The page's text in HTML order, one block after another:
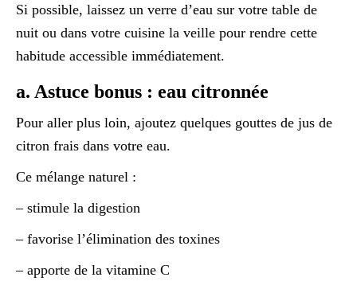
Si possible, laissez un verre d’eau sur votre table de
nuit ou dans votre cuisine la veille pour rendre cette
habitude accessible immédiatement.
a. Astuce bonus : eau citronnée
Pour aller plus loin, ajoutez quelques gouttes de jus de
citron frais dans votre eau.
Ce mélange naturel :
– stimule la digestion
– favorise l’élimination des toxines
– apporte de la vitamine C